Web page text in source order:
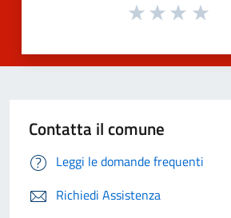
Contatta il comune
Leggi le domande frequenti
Richiedi Assistenza